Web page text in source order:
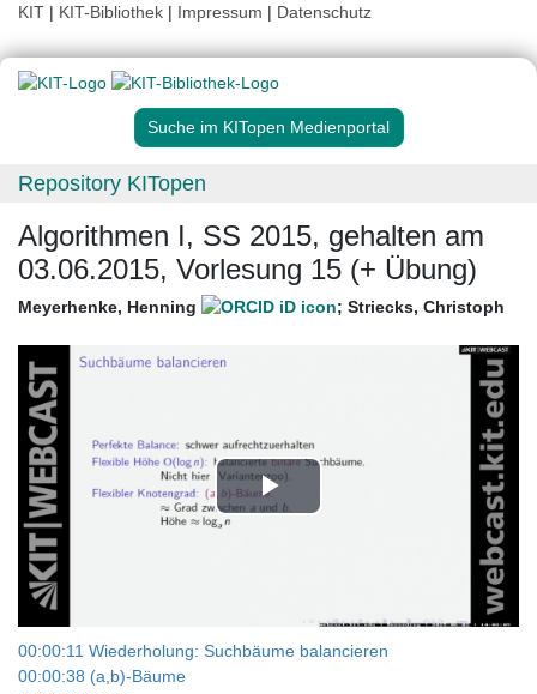
KIT | KIT-Bibliothek | Impressum | Datenschutz
Suche im KITopen Medienportal
Repository KITopen
Algorithmen I, SS 2015, gehalten am
03.06.2015, Vorlesung 15 (+ Übung)
Meyerhenke, Henning ; Striecks, Christoph
Play
00:00:11 Wiederholung: Suchbäume balancieren
00:00:38 (a,b)-Bäume